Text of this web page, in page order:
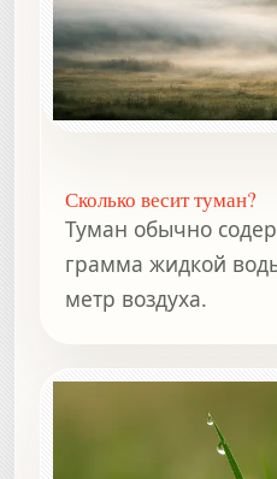
Сколько весит туман?
Туман обычно
грамма жидкой
метр воздуха.